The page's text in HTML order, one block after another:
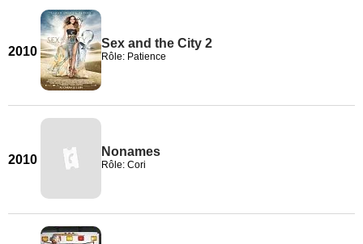
2010
Sex and the City 2
Rôle: Patience
2010
Nonames
Rôle: Cori